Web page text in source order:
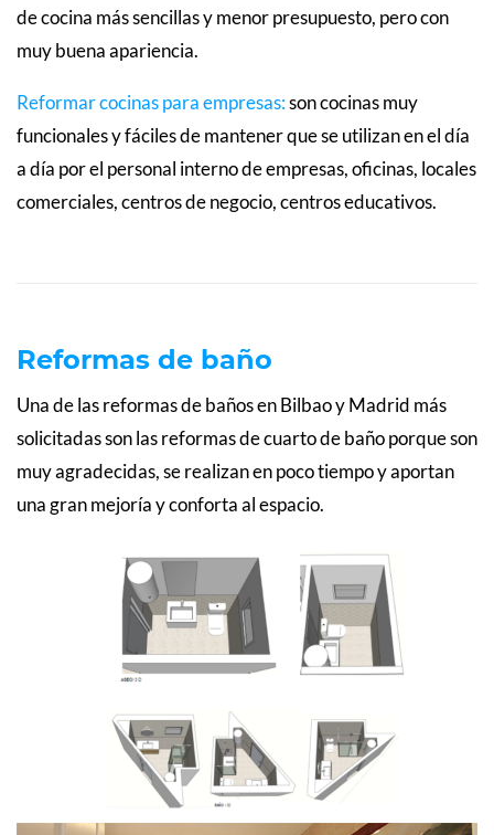
de cocina más sencillas y menor presupuesto, pero con
muy buena apariencia.
Reformar cocinas para empresas:son cocinas muy
funcionales y fáciles de mantener que se utilizan en el día
a día por el personal interno de empresas, oficinas, locales
comerciales, centros de negocio, centros educativos.
Reformas de baño
Una de las reformas de baños en Bilbao y Madrid más
solicitadas son las reformas de cuarto de baño porque son
muy agradecidas, se realizan en poco tiempo y aportan
una gran mejoría y conforta al espacio.